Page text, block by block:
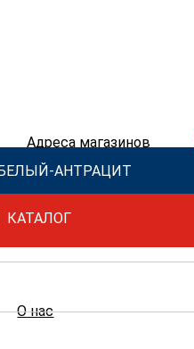
Адреса магазинов
О нас
АНТРАЦИТ
КАТАЛОГ